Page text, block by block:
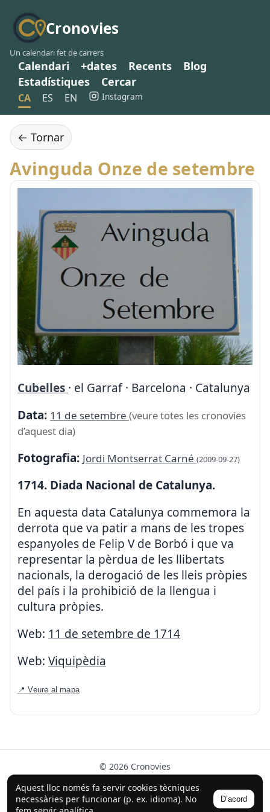
Cronovies
Un calendari fet de carrers
Calendari +dates Recents
Blog
Estadístiques
Cercar
CA ES EN Instagram
Aquest lloc només fa servir cookies tècniques
necessàries per funcionar (p. ex. idioma). No
D’acord
← Tornar
Avinguda Onze de setembre
Cubelles · el Garraf · Barcelona · Catalunya
Data: 11 de setembre (veure totes les cronovies
d’aquest dia)
Fotografia: Jordi Montserrat Carné (2009-09-27)
1714. Diada Nacional de Catalunya.
En aquesta data Catalunya commemora la
derrota que va patir a mans de les tropes
espanyoles de Felip V de Borbó i que va
representar la pèrdua de les llibertats
nacionals, la derogació de les lleis pròpies
del país i la prohibició de la llengua i
cultura pròpies.
Web: 11 de setembre de 1714
Web: Viquipèdia
📍 Veure al mapa
© 2026 Cronovies
Història als carrers · Desenvolupat amb l’ajuda de la IA
(ChatGPT).